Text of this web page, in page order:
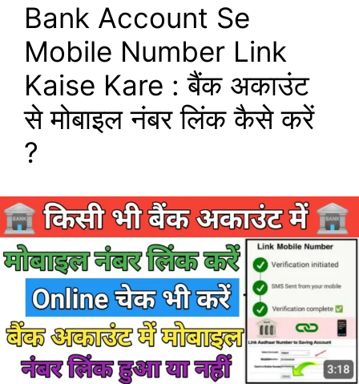
Bank Account Se
Mobile Number Link
Kaise Kare : बैंक अकाउंट
से मोबाइल नंबर लिंक कैसे करें
?